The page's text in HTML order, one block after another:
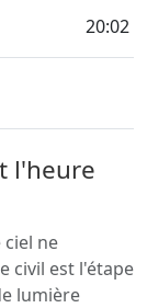
20:02
l'heure
ne
civil est l'étape
lumière